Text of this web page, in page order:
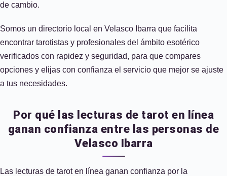
de cambio.
Somos un directorio local en Velasco Ibarra que facilita
encontrar tarotistas y profesionales del ámbito esotérico
verificados con rapidez y seguridad, para que compares
opciones y elijas con confianza el servicio que mejor se ajuste
a tus necesidades.
Por qué las lecturas de tarot en línea
ganan confianza entre las personas de
Velasco Ibarra
Las lecturas de tarot en línea ganan confianza por la